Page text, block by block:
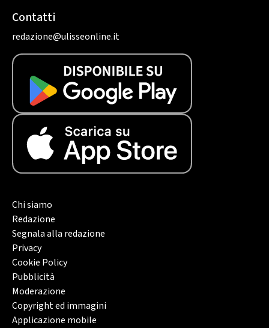
Contatti
redazione@ulisseonline.it
Chi siamo
Redazione
Segnala alla redazione
Privacy
Cookie Policy
Pubblicità
Moderazione
Copyright ed immagini
Applicazione mobile